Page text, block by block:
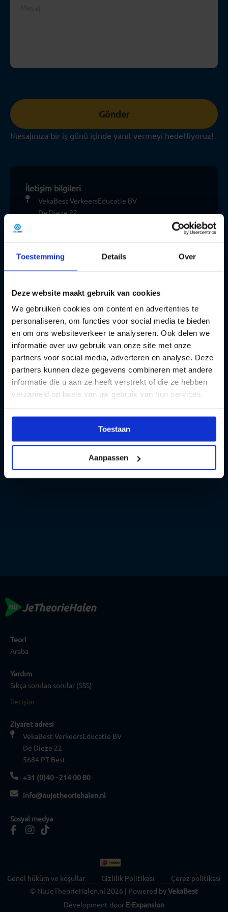
Toestemming Details Over
Deze website maakt gebruik van cookies
We gebruiken cookies om content en advertenties te
personaliseren, om functies voor social media te bieden
en om ons websiteverkeer te analyseren. Ook delen we
informatie over uw gebruik van onze site met onze
partners voor social media, adverteren en analyse. Deze
partners kunnen deze gegevens combineren met andere
informatie die u aan ze heeft verstrekt of die ze hebben
verzameld op basis van uw gebruik van hun services.
Toestaan
Aanpassen
Gönder
Mesajınıza bir iş günü içinde yanıt vermeyi hedefliyoruz!
İletişim bilgileri
VekaBest VerkeersEducatie BV
De Dieze 22
info@nujetheoriehalen.nl
Teori
Araba
Yardım
Sıkça sorulan sorular (SSS)
İletişim
Ziyaret adresi
VekaBest VerkeersEducatie BV
De Dieze 22
5684 PT Best
+31 (0)40 - 214 00 80
info@nujetheoriehalen.nl
Sosyal medya
Genel hüküm ve koşullar Gizlilik Politikası
Çerez politikası
© NuJeTheorieHalen.nl 2026 | Powered byVekaBest
Development door E-Expansion